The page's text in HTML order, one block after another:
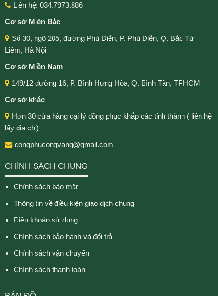
Liên hệ: 034.7973.886
Cơ sở Miền Bắc
Số 30, ngõ 205, đường Phú Diễn, P. Phú Diễn, Q. Bắc Từ
Liêm, Hà Nội
Cơ sở Miền Nam
149/12 đường 16, P. Bình Hưng Hòa, Q. Bình Tân, TPHCM
Cơ sở khác
Hơn 30 cửa hàng đại lý đồng phục khắp các tỉnh thành ( liên hệ
lấy địa chỉ)
dongphucongvang@gmail.com
CHÍNH SÁCH CHUNG
Chính sách bảo mật
Thông tin về điều kiện giao dịch chung
Điều khoản sử dụng
Chính sách bảo hành và đổi trả
Chính sách vận chuyển
Chính sách thanh toán